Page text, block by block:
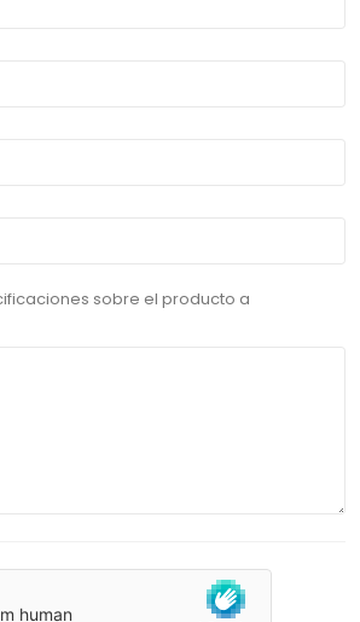
sobre el producto a